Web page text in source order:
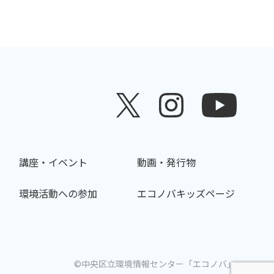
講座・イベント 動画・発行物
環境活動への参加 エコノバキッズページ
©中央区立環境情報センター「エコノバ」.